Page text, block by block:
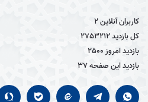
کاربران آنلاین2
کل بازدید2753212
بازدید امروز 2500
بازدید این صفحه37